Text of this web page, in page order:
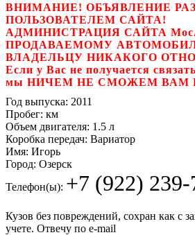
ВНИМАНИЕ! ОБЪЯВЛЕНИЕ
ПОЛЬЗОВАТЕЛЕМ САЙТА!
АДМИНИСТРАЦИЯ САЙТА
ПРОДАВАЕМОМУ
ВЛАДЕЛЬЦУ НИКАКОГО
Если у Вас не получается
мы НИЧЕМ НЕ СМОЖЕМ ВАМ
Год выпуска: 2011
Пробег: км
Объем двигателя: 1.5 л
Коробка передач: Вариатор
Имя: Игорь
Город: Озерск
Телефон(ы): +7 (922)
Кузов без повреждений, сохран как с
учете. Отвечу по е-mail